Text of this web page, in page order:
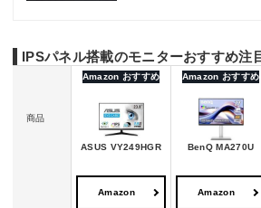
IPSパネル搭載のモニターおすすめ注
商品
Amazon おすすめ
ASUS VY249HGR
Amazon おすすめ
BenQ MA270U
Amazon Amazon